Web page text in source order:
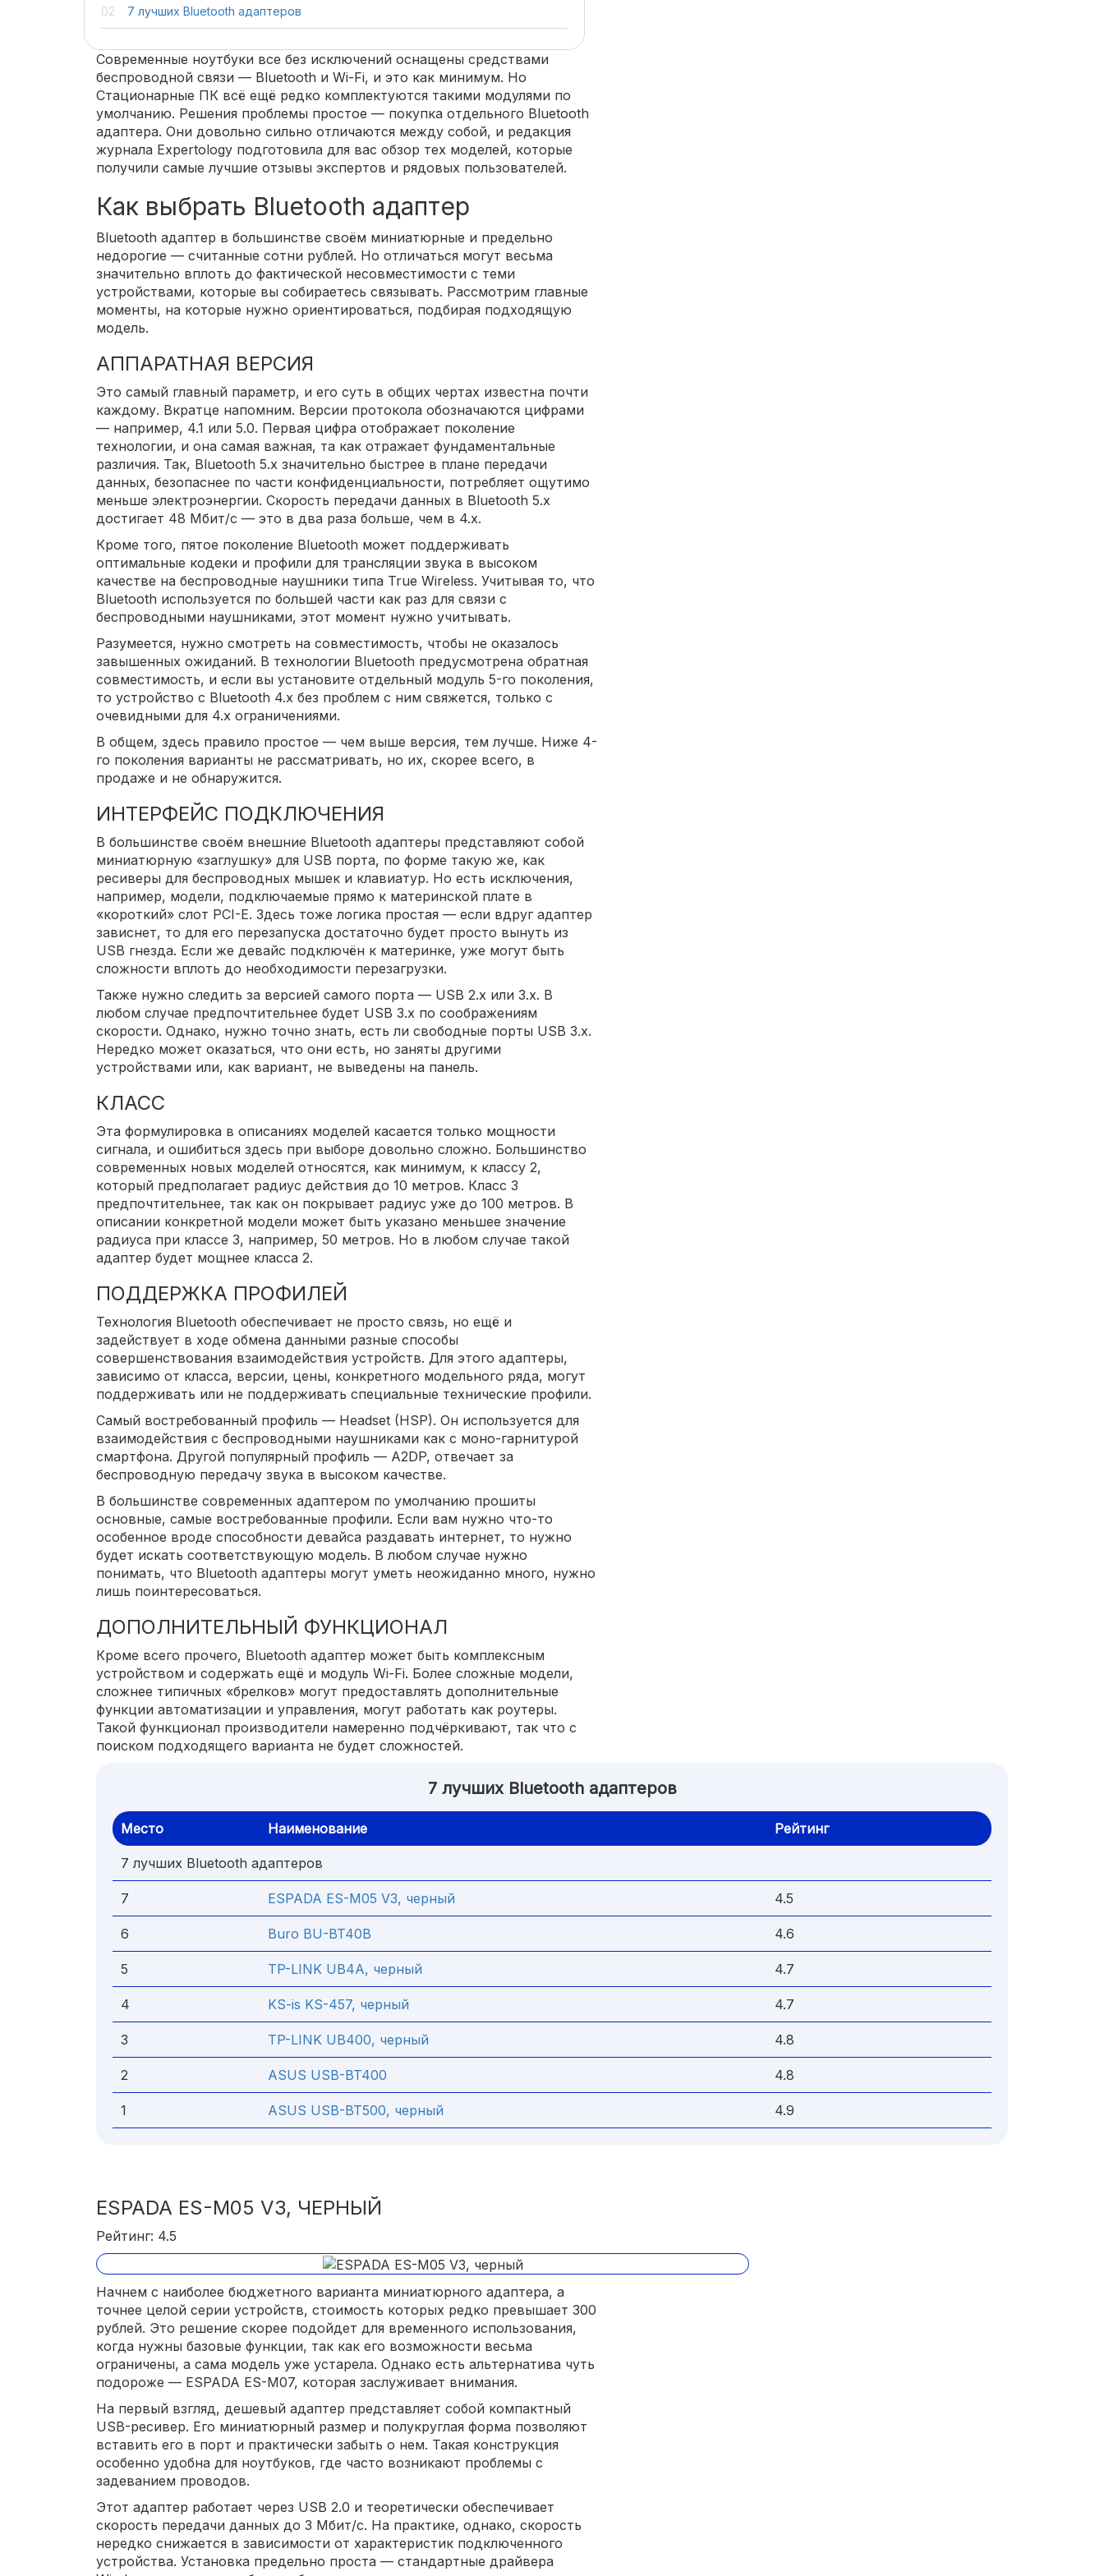
7 лучших Bluetooth адаптеров
Современные ноутбуки все без исключений оснащены средствами
беспроводной связи — Bluetooth и Wi-Fi, и это как минимум. Но
Стационарные ПК всё ещё редко комплектуются такими модулями по
умолчанию. Решения проблемы простое — покупка отдельного Bluetooth
адаптера. Они довольно сильно отличаются между собой, и редакция
журнала Expertology подготовила для вас обзор тех моделей, которые
получили самые лучшие отзывы экспертов и рядовых пользователей.
Как выбрать Bluetooth адаптер
Bluetooth адаптер в большинстве своём миниатюрные и предельно
недорогие — считанные сотни рублей. Но отличаться могут весьма
значительно вплоть до фактической несовместимости с теми
устройствами, которые вы собираетесь связывать. Рассмотрим главные
моменты, на которые нужно ориентироваться, подбирая подходящую
модель.
АППАРАТНАЯ ВЕРСИЯ
Это самый главный параметр, и его суть в общих чертах известна почти
каждому. Вкратце напомним. Версии протокола обозначаются цифрами
— например, 4.1 или 5.0. Первая цифра отображает поколение
технологии, и она самая важная, та как отражает фундаментальные
различия. Так, Bluetooth 5.х значительно быстрее в плане передачи
данных, безопаснее по части конфиденциальности, потребляет ощутимо
меньше электроэнергии. Скорость передачи данных в Bluetooth 5.х
достигает 48 Мбит/с — это в два раза больше, чем в 4.х.
Кроме того, пятое поколение Bluetooth может поддерживать
оптимальные кодеки и профили для трансляции звука в высоком
качестве на беспроводные наушники типа True Wireless. Учитывая то, что
Bluetooth используется по большей части как раз для связи с
беспроводными наушниками, этот момент нужно учитывать.
Разумеется, нужно смотреть на совместимость, чтобы не оказалось
завышенных ожиданий. В технологии Bluetooth предусмотрена обратная
совместимость, и если вы установите отдельный модуль 5-го поколения,
то устройство с Bluetooth 4.х без проблем с ним свяжется, только с
очевидными для 4.х ограничениями.
В общем, здесь правило простое — чем выше версия, тем лучше. Ниже 4-
го поколения варианты не рассматривать, но их, скорее всего, в
продаже и не обнаружится.
ИНТЕРФЕЙС ПОДКЛЮЧЕНИЯ
В большинстве своём внешние Bluetooth адаптеры представляют собой
миниатюрную «заглушку» для USB порта, по форме такую же, как
ресиверы для беспроводных мышек и клавиатур. Но есть исключения,
например, модели, подключаемые прямо к материнской плате в
«короткий» слот PCI-E. Здесь тоже логика простая — если вдруг адаптер
зависнет, то для его перезапуска достаточно будет просто вынуть из
USB гнезда. Если же девайс подключён к материнке, уже могут быть
сложности вплоть до необходимости перезагрузки.
Также нужно следить за версией самого порта — USB 2.х или 3.х. В
любом случае предпочтительнее будет USB 3.х по соображениям
скорости. Однако, нужно точно знать, есть ли свободные порты USB 3.х.
Нередко может оказаться, что они есть, но заняты другими
устройствами или, как вариант, не выведены на панель.
КЛАСС
Эта формулировка в описаниях моделей касается только мощности
сигнала, и ошибиться здесь при выборе довольно сложно. Большинство
современных новых моделей относятся, как минимум, к классу 2,
который предполагает радиус действия до 10 метров. Класс 3
предпочтительнее, так как он покрывает радиус уже до 100 метров. В
описании конкретной модели может быть указано меньшее значение
радиуса при классе 3, например, 50 метров. Но в любом случае такой
адаптер будет мощнее класса 2.
ПОДДЕРЖКА ПРОФИЛЕЙ
Технология Bluetooth обеспечивает не просто связь, но ещё и
задействует в ходе обмена данными разные способы
совершенствования взаимодействия устройств. Для этого адаптеры,
зависимо от класса, версии, цены, конкретного модельного ряда, могут
поддерживать или не поддерживать специальные технические профили.
Самый востребованный профиль — Headset (HSP). Он используется для
взаимодействия с беспроводными наушниками как с моно-гарнитурой
смартфона. Другой популярный профиль — A2DP, отвечает за
беспроводную передачу звука в высоком качестве.
В большинстве современных адаптером по умолчанию прошиты
основные, самые востребованные профили. Если вам нужно что-то
особенное вроде способности девайса раздавать интернет, то нужно
будет искать соответствующую модель. В любом случае нужно
понимать, что Bluetooth адаптеры могут уметь неожиданно много, нужно
лишь поинтересоваться.
ДОПОЛНИТЕЛЬНЫЙ ФУНКЦИОНАЛ
Кроме всего прочего, Bluetooth адаптер может быть комплексным
устройством и содержать ещё и модуль Wi-Fi. Более сложные модели,
сложнее типичных «брелков» могут предоставлять дополнительные
функции автоматизации и управления, могут работать как роутеры.
Такой функционал производители намеренно подчёркивают, так что с
поиском подходящего варианта не будет сложностей.
7 лучших Bluetooth адаптеров
Место Наименование Рейтинг
7 лучших Bluetooth адаптеров
7 ESPADA ES-M05 V3, черный 4.5
6 Buro BU-BT40B 4.6
5 TP-LINK UB4A, черный 4.7
4 KS-is KS-457, черный 4.7
3 TP-LINK UB400, черный 4.8
2 ASUS USB-BT400 4.8
1 ASUS USB-BT500, черный 4.9
ESPADA ES-M05 V3, ЧЕРНЫЙ
Рейтинг: 4.5
Начнем с наиболее бюджетного варианта миниатюрного адаптера, а
точнее целой серии устройств, стоимость которых редко превышает 300
рублей. Это решение скорее подойдет для временного использования,
когда нужны базовые функции, так как его возможности весьма
ограничены, а сама модель уже устарела. Однако есть альтернатива чуть
подороже — ESPADA ES-M07, которая заслуживает внимания.
На первый взгляд, дешевый адаптер представляет собой компактный
USB-ресивер. Его миниатюрный размер и полукруглая форма позволяют
вставить его в порт и практически забыть о нем. Такая конструкция
особенно удобна для ноутбуков, где часто возникают проблемы с
задеванием проводов.
Этот адаптер работает через USB 2.0 и теоретически обеспечивает
скорость передачи данных до 3 Мбит/с. На практике, однако, скорость
нередко снижается в зависимости от характеристик подключенного
устройства. Установка предельно проста — стандартные драйвера